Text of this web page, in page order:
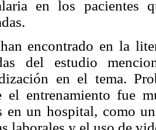
en los pacientes
encontrado en la
del estudio
en el tema.
el entrenamiento fue
en un hospital, como